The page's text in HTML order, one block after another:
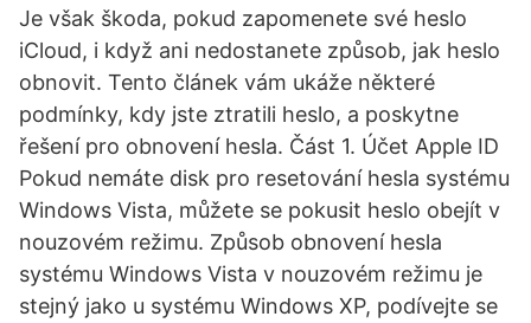
Je však škoda, pokud zapomenete své heslo
iCloud, i když ani nedostanete způsob, jak heslo
obnovit. Tento článek vám ukáže některé
podmínky, kdy jste ztratili heslo, a poskytne
řešení pro obnovení hesla. Část 1. Účet Apple ID
Pokud nemáte disk pro resetování hesla systému
Windows Vista, můžete se pokusit heslo obejít v
nouzovém režimu. Způsob obnovení hesla
systému Windows Vista v nouzovém režimu je
stejný jako u systému Windows XP, podívejte se